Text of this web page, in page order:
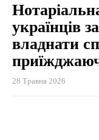
українців
владнати
28 Травня 2026